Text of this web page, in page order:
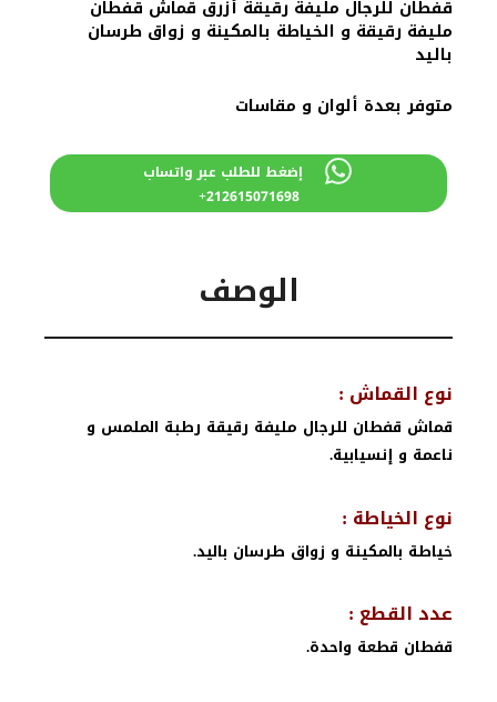
قفطان للرجال مليفة رقيقة أزرق قماش قفطان
مليفة رقيقة و الخياطة بالمكينة و زواق طرسان
باليد
متوفر بعدة ألوان و مقاسات
إضغط للطلب عبر واتساب
212615071698+
الوصف
نوع القماش :
قماش قفطان للرجال مليفة رقيقة رطبة الملمس و
ناعمة و إنسيابية.
نوع الخياطة :
خياطة بالمكينة و زواق طرسان باليد.
عدد القطع :
قفطان قطعة واحدة.